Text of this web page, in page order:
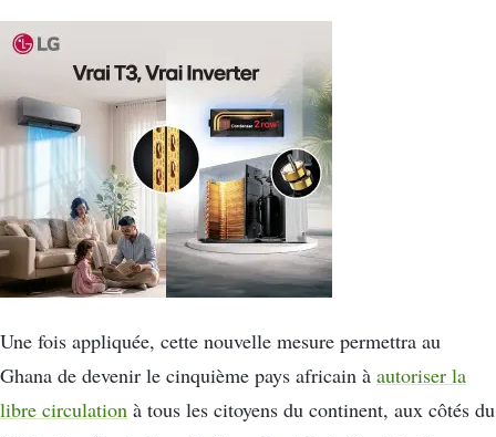
Une fois appliquée, cette nouvelle mesure permettra au
Ghana de devenir le cinquième pays africain à autoriser la
libre circulation à tous les citoyens du continent, aux côtés du